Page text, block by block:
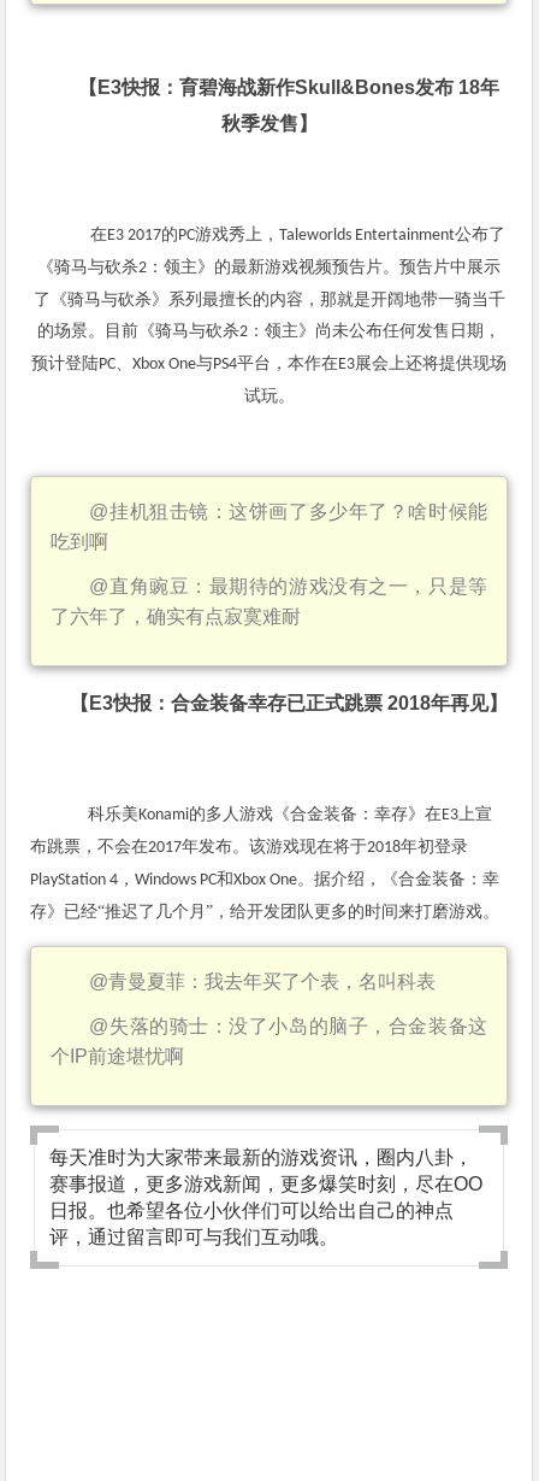
【 E3快报：育碧海战新作Skull&Bones发布18年
秋季发售】
在E3 2017的PC游戏秀上，Taleworlds Entertainment公布了
《骑马与砍杀2 ：领主》的最新游戏视频预告片。预告片中展示
了《骑马与砍杀》系列最擅长的内容，那就是开阔地带一骑当千
的场景。目前《骑马与砍杀2 ：领主》尚未公布任何发售日期，
预计登陆PC、Xbox One与PS4平台，本作在E3展会上还将提供现场
试玩。
@挂机狙击镜：这饼画了多少年了？啥时候能
吃到啊
@直角豌豆：最期待的游戏没有之一，只是等
了六年了，确实有点寂寞难耐
【 E3快报：合金装备幸存已正式跳票2018年再见】
科乐美Konami的多人游戏《合金装备：幸存》在E3上宣
布跳票，不会在2017年发布。该游戏现在将于2018年初登录
PlayStation 4 ，Windows PC和Xbox One。据介绍，《合金装备：幸
存》已经“推迟了几个月”，给开发团队更多的时间来打磨游戏。
@青曼夏菲：我去年买了个表，名叫科表
@失落的骑士：没了小岛的脑子，合金装备这
个 IP前途堪忧啊
每天准时为大家带来最新的游戏资讯，圈内八卦，
赛事报道，更多游戏新闻，更多爆笑时刻，尽在OO
日报。也希望各位小伙伴们可以给出自己的神点
评，通过留言即可与我们互动哦。